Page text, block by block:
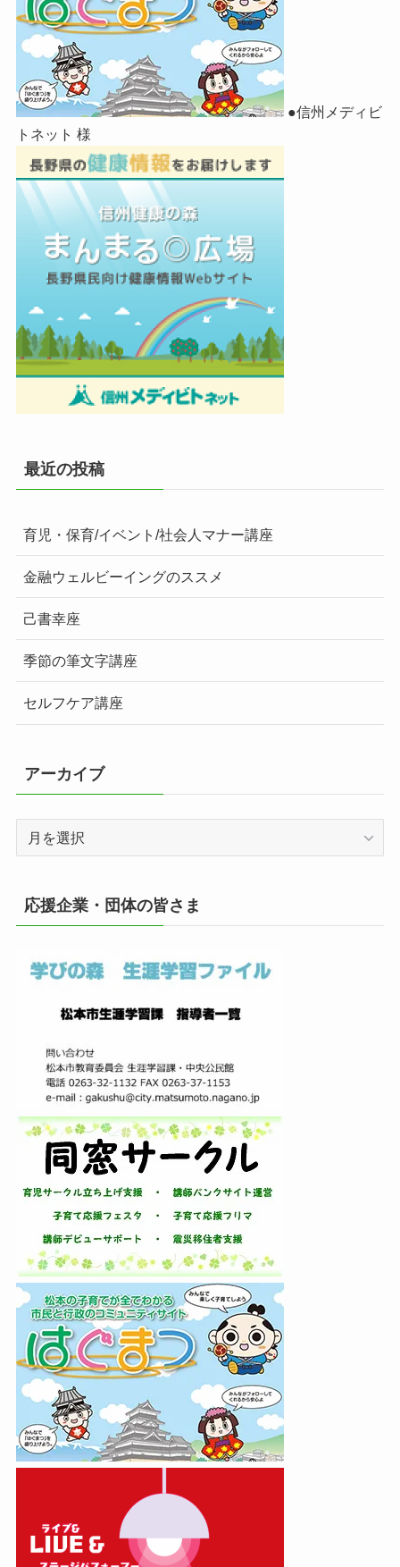
●信州メディビ
トネット 様
最近の投稿
育児・保育/イベント/社会人マナー講座
金融ウェルビーイングのススメ
己書幸座
季節の筆文字講座
セルフケア講座
アーカイブ
イ
ブ
応援企業・団体の皆さま